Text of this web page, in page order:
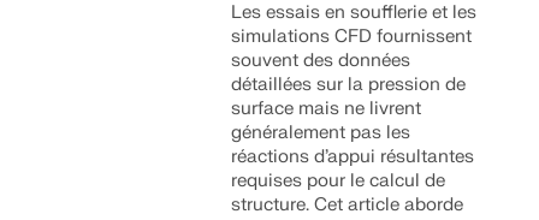
Les essais en soufflerie et les
simulations CFD fournissent
souvent des données
détaillées sur la pression de
surface mais ne livrent
généralement pas les
réactions d’appui résultantes
requises pour le calcul de
structure. Cet article aborde